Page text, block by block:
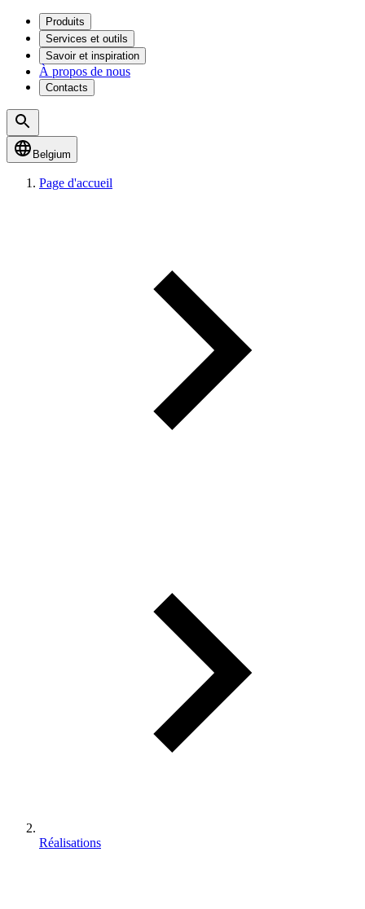
Produits
Services et outils
Savoir et inspiration
À propos de nous
Contacts
Belgium
Page d'accueil
Réalisations